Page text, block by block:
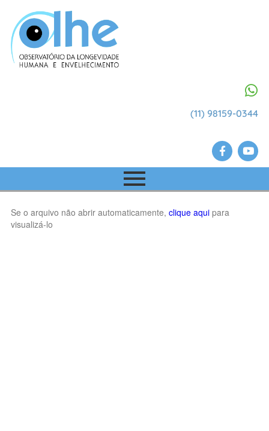
(11) 98159-0344
Se o arquivo não abrir automaticamente, clique aqui para
visualizá-lo